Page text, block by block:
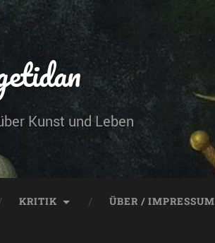
Kunst und Leben
KRITIK ÜBER / IMPRESSUM